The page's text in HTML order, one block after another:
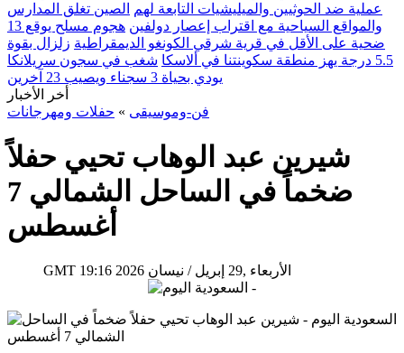
عملية ضد الحوثيين والميليشيات التابعة لهم
الصين تغلق المدارس
والمواقع السياحية مع اقتراب إعصار دولفين
هجوم مسلح يوقع 13
ضحية على الأقل في قرية شرقي الكونغو الديمقراطية زلزال بقوة
5.5 درجة يهز منطقة سكوينتنا في ألاسكا
شغب في سجون سريلانكا
يودي بحياة 3 سجناء ويصيب 23 آخرين
أخر الأخبار
فن-وموسيقى » حفلات ومهرجانات
شيرين عبد الوهاب تحيي حفلاً
ضخماً في الساحل الشمالي 7
أغسطس
GMT 19:16 2026 الأربعاء ,29 إبريل / نيسان